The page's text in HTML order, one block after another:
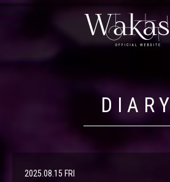
TOP
DIARY
2025.08.15 FRI